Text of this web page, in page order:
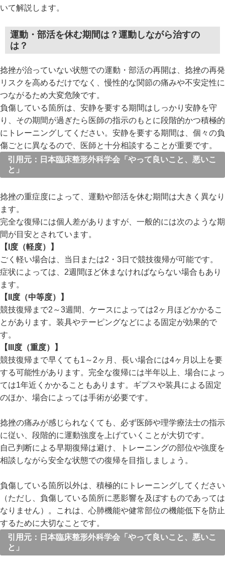
いて解説します。
運動・部活を休む期間は？運動しながら治すの
は？
捻挫が治っていない状態での運動・部活の再開は、捻挫の再発
リスクを高めるだけでなく、慢性的な関節の痛みや不安定性に
つながるため大変危険です。
負傷している箇所は、安静を要する期間はしっかり安静を守
り、その期間が過ぎたら医師の指示のもとに段階的かつ積極的
にトレーニングしてください。安静を要する期間は、個々の負
傷ごとに異なるので、医師と十分相談することが重要です。
引用元：日本臨床整形外科学会「やって良いこと、悪いこ
と」
捻挫の重症度によって、運動や部活を休む期間は大きく異なり
ます。
完全な復帰には個人差がありますが、一般的には次のような期
間が目安とされています。
【I度（軽度）】
ごく軽い場合は、当日または2・3日で競技復帰が可能です。
症状によっては、2週間ほど休まなければならない場合もあり
ます。
【II度（中等度）】
競技復帰まで2～3週間、ケースによっては2ヶ月ほどかかるこ
とがあります。装具やテーピングなどによる固定が効果的で
す。
【III度（重度）】
競技復帰まで早くても1～2ヶ月、長い場合には4ヶ月以上を要
する可能性があります。完全な復帰には半年以上、場合によっ
ては1年近くかかることもあります。ギプスや装具による固定
のほか、場合によっては手術が必要です。
捻挫の痛みが感じられなくても、必ず医師や理学療法士の指示
に従い、段階的に運動強度を上げていくことが大切です。
自己判断による早期復帰は避け、トレーニングの部位や強度を
相談しながら安全な状態での復帰を目指しましょう。
負傷している箇所以外は、積極的にトレーニングしてください
（ただし、負傷している箇所に悪影響を及ぼすものであっては
なりません）。これは、心肺機能や健常部位の機能低下を防止
するために大切なことです。
引用元：日本臨床整形外科学会「やって良いこと、悪いこ
と」